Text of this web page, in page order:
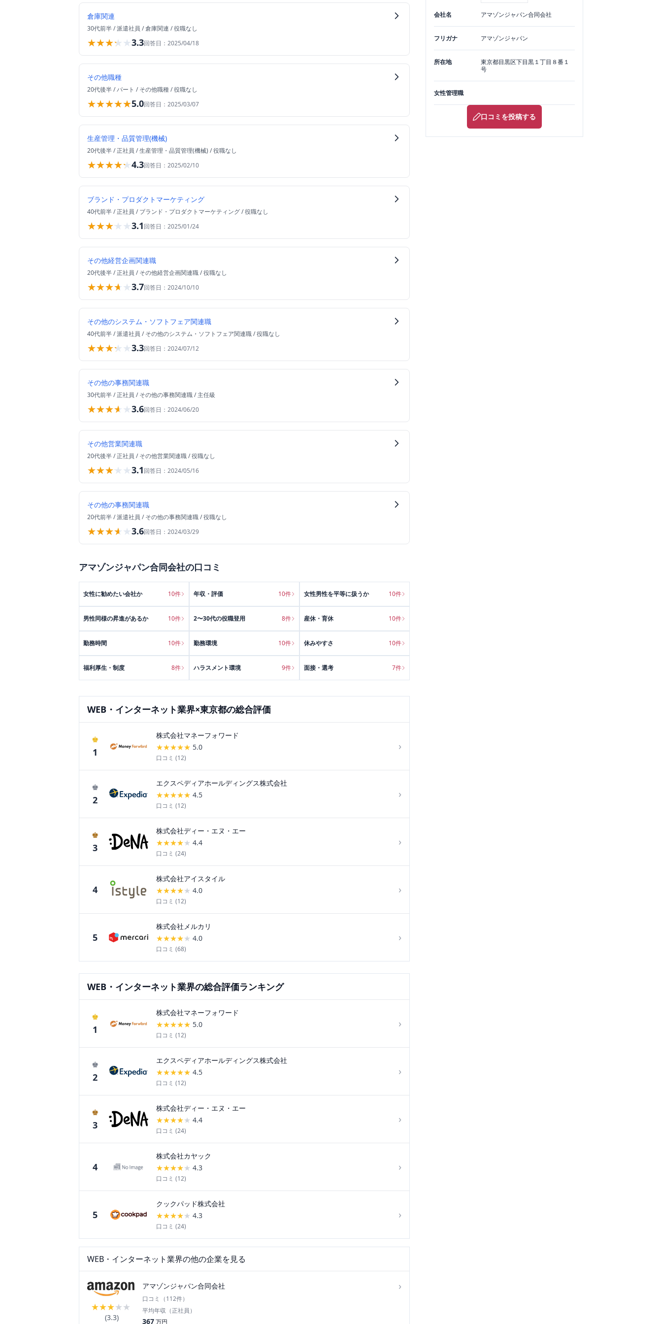
倉庫関連
30代前半/派遣社員 /倉庫関連 /役職なし
★★★★★
★★★★★3.3回答日： 2025/04/18
その他職種
20代後半/パート /その他職種/役職なし
★★★★★
★★★★★5.0回答日： 2025/03/07
生産管理・品質管理(機械)
20代後半/正社員 /生産管理・品質管理(機械) /役職なし
★★★★★
★★★★★4.3回答日： 2025/02/10
ブランド・プロダクトマーケティング
40代前半/正社員 /ブランド・プロダクトマーケティング/役職なし
★★★★★
★★★★★3.1回答日： 2025/01/24
その他経営企画関連職
20代後半/正社員 /その他経営企画関連職/役職なし
★★★★★
★★★★★3.7回答日： 2024/10/10
その他のシステム・ソフトフェア関連職
40代前半/派遣社員 /その他のシステム・ソフトフェア関連職/役職なし
★★★★★
★★★★★3.3回答日： 2024/07/12
その他の事務関連職
30代前半/正社員 /その他の事務関連職/主任級
★★★★★
★★★★★3.6回答日： 2024/06/20
その他営業関連職
20代後半/正社員 /その他営業関連職/役職なし
★★★★★
★★★★★3.1回答日： 2024/05/16
その他の事務関連職
20代前半/派遣社員 /その他の事務関連職/役職なし
★★★★★
★★★★★3.6回答日： 2024/03/29
アマゾンジャパン合同会社の口コミ
女性に勧めたい会社か 10件 年収・評価 10件 女性男性を平等に扱うか 10件
男性同様の昇進があるか 10件 2〜30代の役職登用 8件 産休・育休 10件
勤務時間 10件 勤務環境 10件 休みやすさ 10件
福利厚生・制度 8件 ハラスメント環境 9件 面接・選考 7件
WEB・インターネット業界×東京都の総合評価
♚
1
株式会社マネーフォワード
★★★★★ 5.0
口コミ (12)
›
♚
2
エクスペディアホールディングス株式会社
★★★★★ 4.5
口コミ (12)
›
♚
3
株式会社ディー・エヌ・エー
★★★★★ 4.4
口コミ (24)
›
4
株式会社アイスタイル
★★★★★ 4.0
口コミ (12)
›
5
株式会社メルカリ
★★★★★ 4.0
口コミ (68)
›
WEB・インターネット業界の総合評価ランキング
♚
1
株式会社マネーフォワード
★★★★★ 5.0
口コミ (12)
›
♚
2
エクスペディアホールディングス株式会社
★★★★★ 4.5
口コミ (12)
›
♚
3
株式会社ディー・エヌ・エー
★★★★★ 4.4
口コミ (24)
›
4
株式会社カヤック
★★★★★ 4.3
口コミ (12)
›
5
クックパッド株式会社
★★★★★ 4.3
口コミ (24)
›
WEB・インターネット業界の他の企業を見る
★★★★★
(3.3)
アマゾンジャパン合同会社 ›
口コミ（112件）
平均年収（正社員）
367万円
会社名 アマゾンジャパン合同会社
フリガナ アマゾンジャパン
所在地 東京都目黒区下目黒１丁目８番１
号
女性管理職
口コミを投稿する